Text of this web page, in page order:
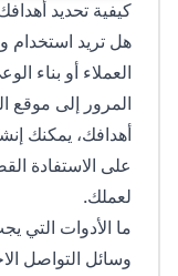
كيفية تحديد
هل تريد استخدام
العملاء أو بناء
المرور إلى موقع
أهدافك، يمكنك
على الاستفادة
لعملك.
ما الأدوات التي
وسائل التواصل